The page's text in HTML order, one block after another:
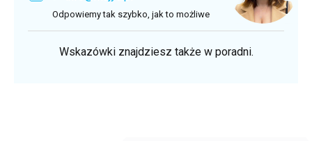
Odpowiemy tak szybko, jak to możliwe
Wskazówki znajdziesz także w poradni.